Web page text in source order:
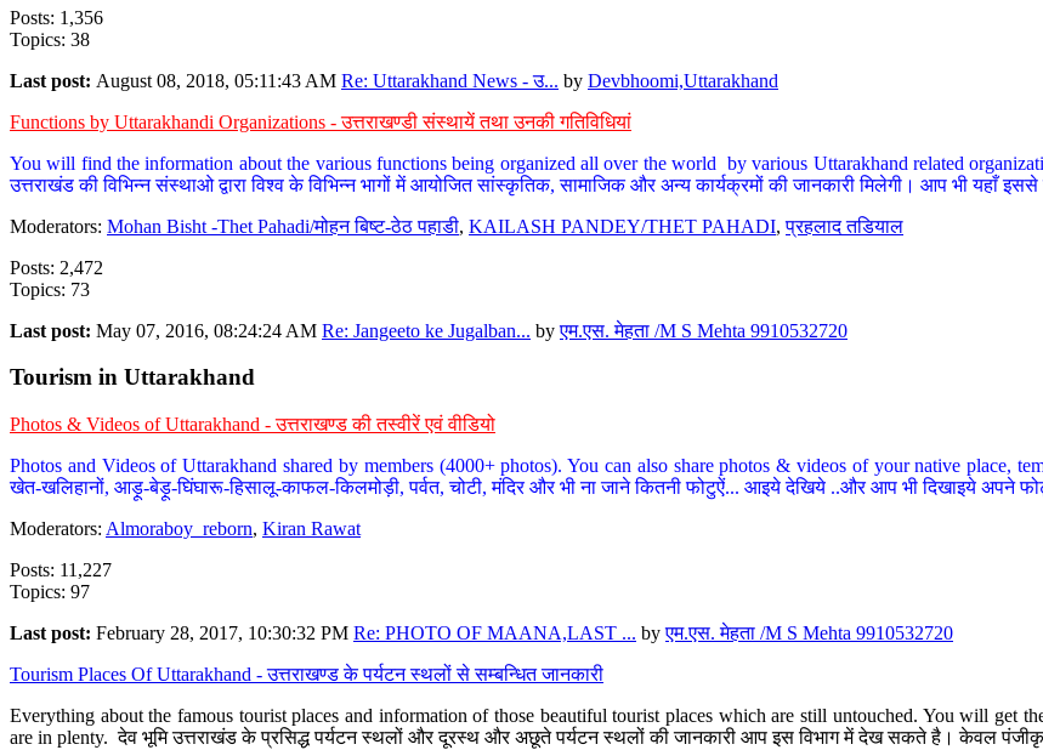
Posts: 1,356
Topics: 38
Last post: August 08, 2018, 05:11:43 AM Re: Uttarakhand News - उ... by Devbhoomi,Uttarakhand
Functions by Uttarakhandi Organizations - उत्तराखण्डी संस्थायें तथा उनकी गतिविधियां
You will find the information about the various functions being organized all over the world by various Uttarakhand related
उत्तराखंड की विभिन्न संस्थाओ द्वारा विश्व के विभिन्न भागों में आयोजित सांस्कृतिक, सामाजिक और अन्य कार्यक्रमों की जानकारी मिलेगी। आप भी यहाँ
Moderators: Mohan Bisht -Thet Pahadi/मोहन बिष्ट-ठेठ पहाडी, KAILASH PANDEY/THET PAHADI,प्रहलाद तडियाल
Posts: 2,472
Topics: 73
Last post: May 07, 2016, 08:24:24 AM Re: Jangeeto ke Jugalban... byएम.एस. मेहता /M S Mehta 9910532720
Tourism in Uttarakhand
Photos & Videos of Uttarakhand - उत्तराखण्ड की तस्वीरें एवं वीडियो
Photos and Videos of Uttarakhand shared by members (4000+ photos). You can also share photos & videos of your native place,
खेत-खलिहानों, आड़ू-बेड़ू-घिंघारू-हिसालू-काफल-किलमोड़ी, पर्वत, चोटी, मंदिर और भी ना जाने कितनी फोटुऐं... आइये देखिये ..और आप भी दिखाइये अपने
Moderators: Almoraboy_reborn, Kiran Rawat
Posts: 11,227
Topics: 97
Last post: February 28, 2017, 10:30:32 PM Re: PHOTO OF MAANA,LAST ... byएम.एस. मेहता /M S Mehta 9910532720
Tourism Places Of Uttarakhand - उत्तराखण्ड के पर्यटन स्थलों से सम्बन्धित जानकारी
Everything about the famous tourist places and information of those beautiful tourist places which are still untouched. You will get
are in plenty. देव भूमि उत्तराखंड के प्रसिद्ध पर्यटन स्थलों और दूरस्थ और अछूते पर्यटन स्थलों की जानकारी आप इस विभाग में देख सकते है। केवल